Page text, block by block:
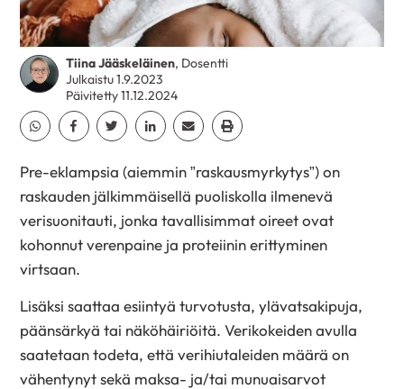
Tiina Jääskeläinen, Dosentti
Julkaistu 1.9.2023
Päivitetty 11.12.2024
Jaa Whatsapp
Jaa Facebook
Jaa TwitterJaa Linkedin
Jaa EmailJaa Print
Pre-eklampsia (aiemmin ”raskausmyrkytys”) on
raskauden jälkimmäisellä puoliskolla ilmenevä
verisuonitauti, jonka tavallisimmat oireet ovat
kohonnut verenpaine ja proteiinin erittyminen
virtsaan.
Lisäksi saattaa esiintyä turvotusta, ylävatsakipuja,
päänsärkyä tai näköhäiriöitä. Verikokeiden avulla
saatetaan todeta, että verihiutaleiden määrä on
vähentynyt sekä maksa- ja/tai munuaisarvot